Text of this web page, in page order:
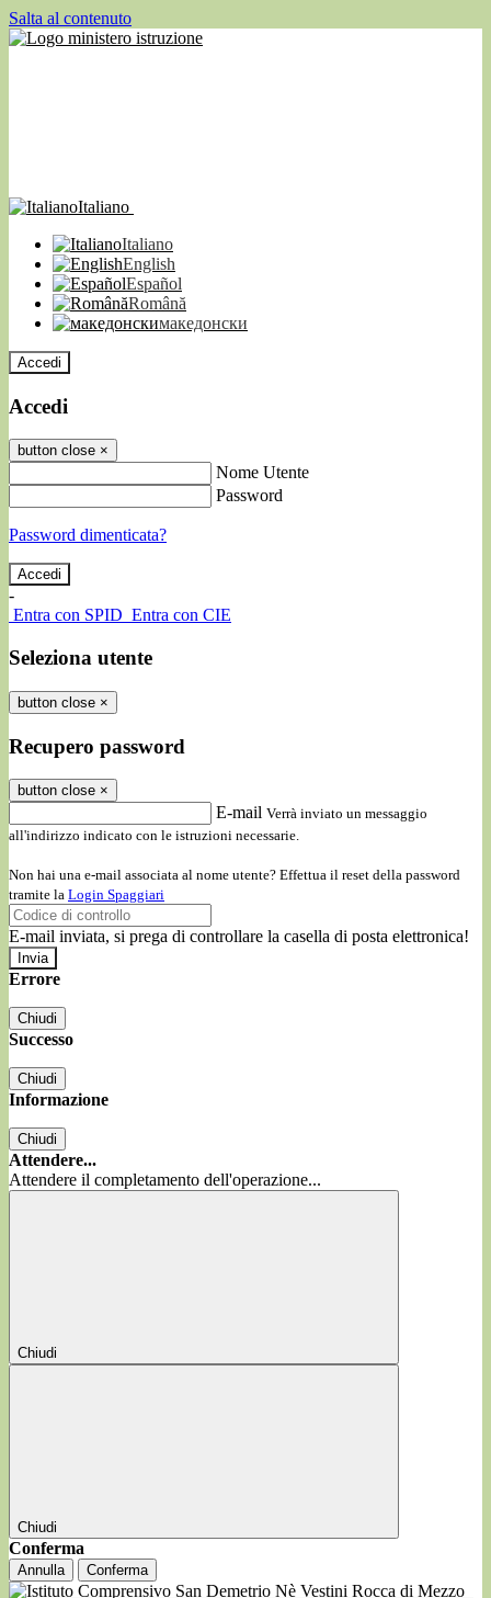
Salta al contenuto
Italiano
Italiano
English
Español
Română
македонски
Accedi
Accedi
button close ×
Nome Utente
Password
Password dimenticata?
-
Entra con SPID Entra con CIE
Seleziona utente
button close ×
Recupero password
button close ×
E-mail Verrà inviato un messaggio
all'indirizzo indicato con le istruzioni necessarie.
Non hai una e-mail associata al nome utente? Effettua il reset della password
tramite la Login Spaggiari
E-mail inviata, si prega di controllare la casella di posta elettronica!
Errore
Chiudi
Successo
Chiudi
Informazione
Chiudi
Attendere...
Attendere il completamento dell'operazione...
Chiudi
Chiudi
Conferma
Annulla Conferma